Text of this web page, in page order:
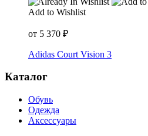
Add to Wishlist
от 5 370 ₽
Adidas Court Vision 3
Каталог
Обувь
Одежда
Аксессуары